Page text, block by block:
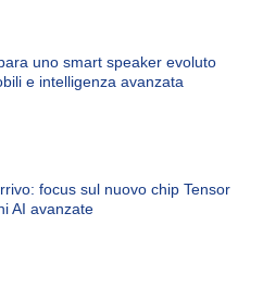
uno smart speaker evoluto
e intelligenza avanzata
focus sul nuovo chip Tensor
AI avanzate